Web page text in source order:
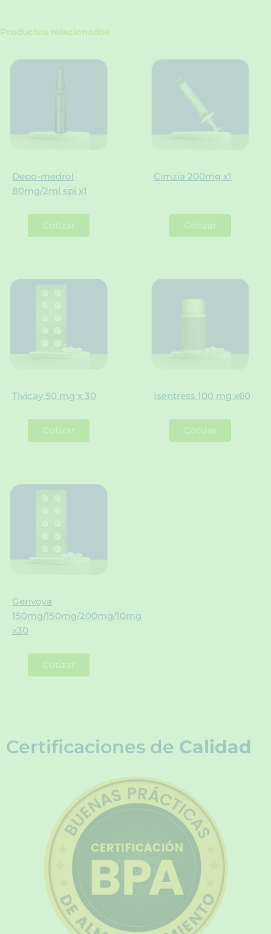
Productos relacionados
Depo-medrol
80mg/2ml spi x1
Cotizar
Cimzia 200mg x1
Cotizar
Tivicay 50 mg x 30
Cotizar
Isentress 100 mg x60
Cotizar
Genvoya
150mg/150mg/200mg/10mg
x30
Cotizar
Certificaciones de Calidad